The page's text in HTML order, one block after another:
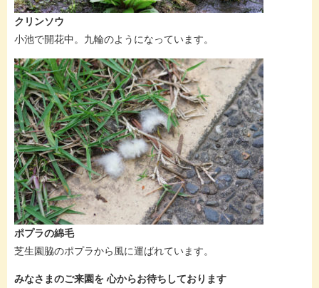
クリンソウ
小池で開花中。九輪のようになっています。
ポプラの綿毛
芝生園脇のポプラから風に運ばれています。
みなさまのご来園を 心からお待ちしております